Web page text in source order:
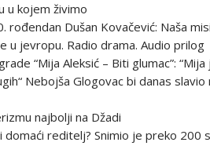
u kojem živimo
rođendan Dušan Kovačević: Naša
u jevropu. Radio drama. Audio prilog
“Mija Aleksić – Biti glumac”:
Nebojša Glogovac bi danas
najbolji na Džadi
reditelj? Snimio je preko 200